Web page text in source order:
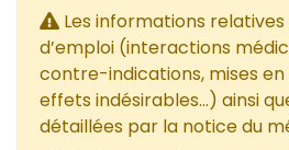
Les informations
d’emploi (interactions
contre-indications, mises
effets indésirables...) ainsi
détaillées par la notice du